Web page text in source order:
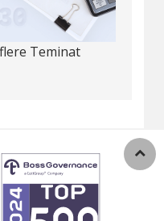
Teminat